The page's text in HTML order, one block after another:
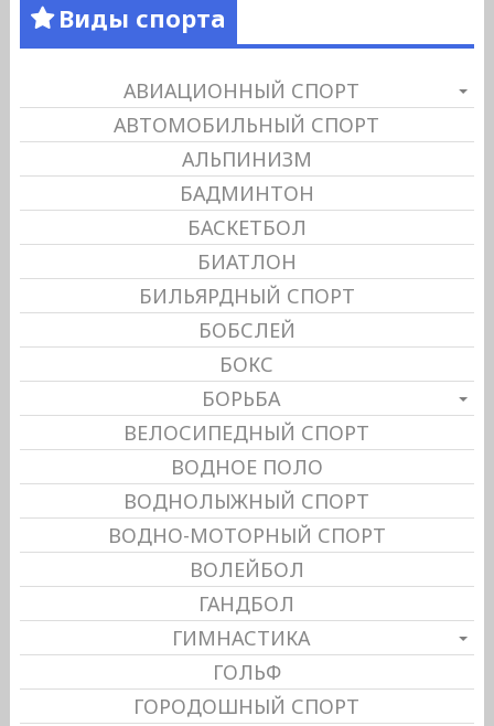
Виды спорта
АВИАЦИОННЫЙ СПОРТ
АВТОМОБИЛЬНЫЙ СПОРТ
АЛЬПИНИЗМ
БАДМИНТОН
БАСКЕТБОЛ
БИАТЛОН
БИЛЬЯРДНЫЙ СПОРТ
БОБСЛЕЙ
БОКС
БОРЬБА
ВЕЛОСИПЕДНЫЙ СПОРТ
ВОДНОЕ ПОЛО
ВОДНОЛЫЖНЫЙ СПОРТ
ВОДНО-МОТОРНЫЙ СПОРТ
ВОЛЕЙБОЛ
ГАНДБОЛ
ГИМНАСТИКА
ГОЛЬФ
ГОРОДОШНЫЙ СПОРТ